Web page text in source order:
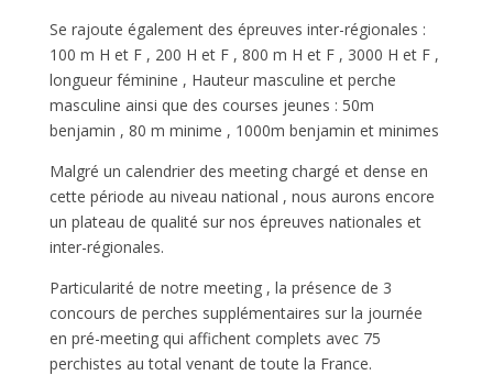
Se rajoute également des épreuves inter-régionales :
100 m H et F , 200 H et F , 800 m H et F , 3000 H et F ,
longueur féminine , Hauteur masculine et perche
masculine ainsi que des courses jeunes : 50m
benjamin , 80 m minime , 1000m benjamin et minimes
Malgré un calendrier des meeting chargé et dense en
cette période au niveau national , nous aurons encore
un plateau de qualité sur nos épreuves nationales et
inter-régionales.
Particularité de notre meeting , la présence de 3
concours de perches supplémentaires sur la journée
en pré-meeting qui affichent complets avec 75
perchistes au total venant de toute la France.